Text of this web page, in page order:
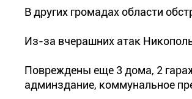
В других громадах области
Из-за вчерашних атак
Повреждены еще 3 дома, 2
админздание, коммунальное